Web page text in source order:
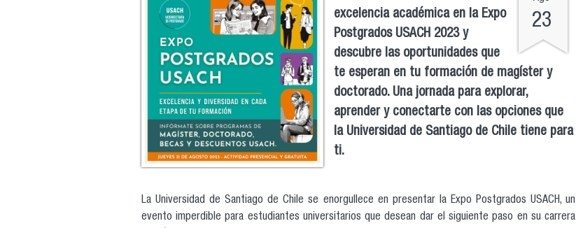
23
excelencia académica en la Expo
Postgrados USACH 2023 y
descubre las oportunidades que
te esperan en tu formación de magíster y
doctorado. Una jornada para explorar,
aprender y conectarte con las opciones que
la Universidad de Santiago de Chile tiene para
ti.
La Universidad de Santiago de Chile se enorgullece en presentar la Expo Postgrados USACH, un
evento imperdible para estudiantes universitarios que desean dar el siguiente paso en su carrera